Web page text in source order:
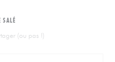
SALÉ
(ou pas !)